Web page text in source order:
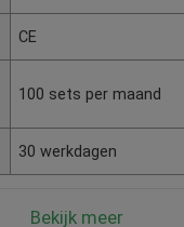
CE
100 sets per maand
30 werkdagen
Bekijk meer